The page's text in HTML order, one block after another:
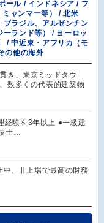
ール / インドネシア / フ
ャンマー等） / 北米
ブラジル、アルゼンチン
ランド等） / ヨーロッ
/ 中近東・アフリカ（モ
の他の海外
き、東京ミッドタウ
数多くの代表的建築物
経験を3年以上 ●一級建
士…
、非上場で最高の財務